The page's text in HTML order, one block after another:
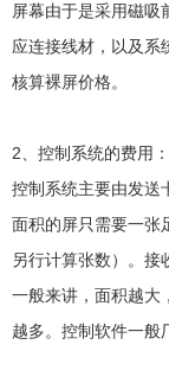
屏幕由于是采用磁吸
应连接线材，以及系
核算裸屏价格。
2、控制系统的费用：
控制系统主要由发送
面积的屏只需要一张
另行计算张数）。接
一般来讲，面积越大
越多。控制软件一般